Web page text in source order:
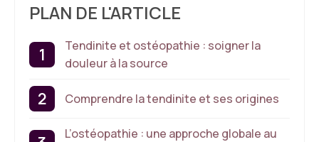
PLAN DE L'ARTICLE
Tendinite et ostéopathie : soigner la
douleur à la source
Comprendre la tendinite et ses origines
L’ostéopathie : une approche globale au